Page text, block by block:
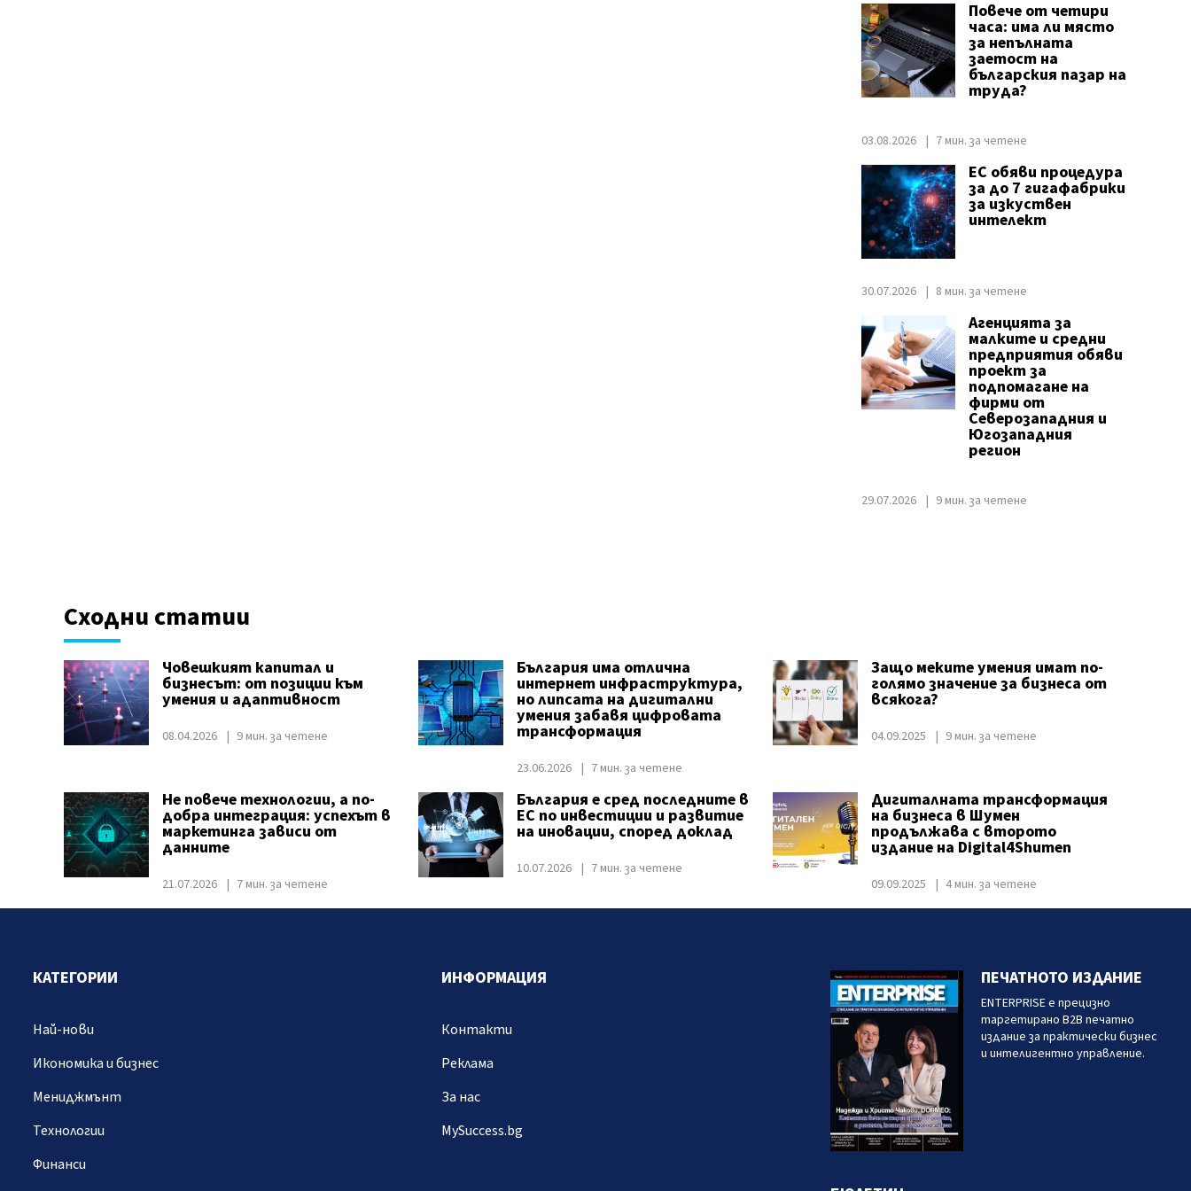
Повече от четири
часа: има ли място
за непълната
заетост на
българския пазар на
труда?
03.08.2026 7 мин. за четене
ЕС обяви процедура
за до 7 гигафабрики
за изкуствен
интелект
30.07.2026 8 мин. за четене
Агенцията за
малките и средни
предприятия обяви
проект за
подпомагане на
фирми от
Северозападния и
Югозападния
регион
29.07.2026 9 мин. за четене
Сходни статии
Човешкият капитал и
бизнесът: от позиции към
умения и адаптивност
08.04.2026 9 мин. за четене
България има отлична
интернет инфраструктура,
но липсата на дигитални
умения забавя цифровата
трансформация
23.06.2026 7 мин. за четене
Защо меките умения имат по-
голямо значение за бизнеса от
всякога?
04.09.2025 9 мин. за четене
Не повече технологии, а по-
добра интеграция: успехът в
маркетинга зависи от
данните
21.07.2026 7 мин. за четене
България е сред последните в
ЕС по инвестиции и развитие
на иновации, според доклад
10.07.2026 7 мин. за четене
Дигиталната трансформация
на бизнеса в Шумен
продължава с второто
издание на Digital4Shumen
09.09.2025 4 мин. за четене
КАТЕГОРИИ
Най-нови
Икономика и бизнес
Мениджмънт
Технологии
Финанси
ИНФОРМАЦИЯ
Контакти
Реклама
За нас
MySuccess.bg
ПЕЧАТНОТО ИЗДАНИЕ
ENTERPRISE е прецизно
таргетирано B2B печатно
издание за практически бизнес
и интелигентно управление.